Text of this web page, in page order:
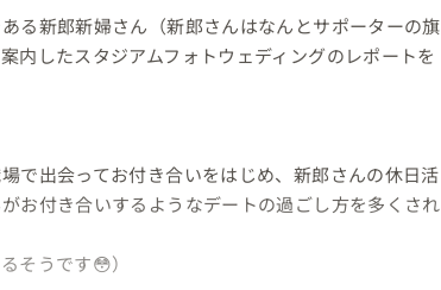
る新郎新婦さん（新郎さんはなんとサポーターの旗
内したスタジアムフォトウェディングのレポートを
で出会ってお付き合いをはじめ、新郎さんの休日活
お付き合いするようなデートの過ごし方を多くされ
そうです😳）